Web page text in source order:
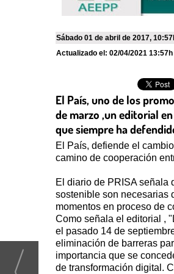
sábado 01 de abril de 2017,
Actualizado el: 02/04/2021 13:57h
El País, uno de los
de marzo ,un editorial
que siempre ha
El País, defiende el
camino de cooperación
El diario de PRISA señala
sostenible son necesarias
momentos en proceso de
Como señala el editorial ,
el pasado 14 de
eliminación de barreras
importancia que se
de transformación digital.